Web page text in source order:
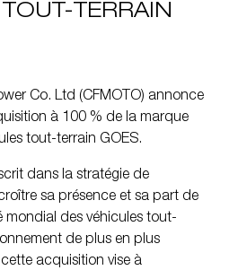
TERRAIN
Co. Ltd (CFMOTO) annonce
à 100 % de la marque
tout-terrain GOES.
dans la stratégie de
sa présence et sa part de
mondial des véhicules tout-
de plus en plus
acquisition vise à